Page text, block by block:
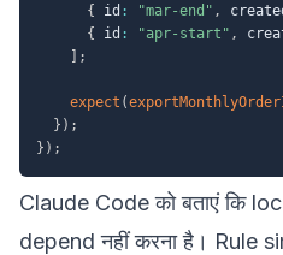
{
id : "mar-end" ,
{
id : "apr-start" ,
;
expect (
} ) ;
} ) ;
Claude Code को बताएं कि
depend नहीं करना है। Rule